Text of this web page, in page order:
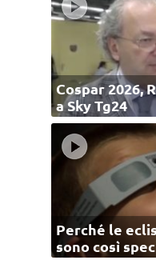
Cospar 2026,
a Sky Tg24
Perché le
sono così